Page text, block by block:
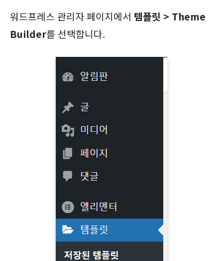
워드프레스 관리자 페이지에서 템플릿 > Theme
Builder를 선택합니다.